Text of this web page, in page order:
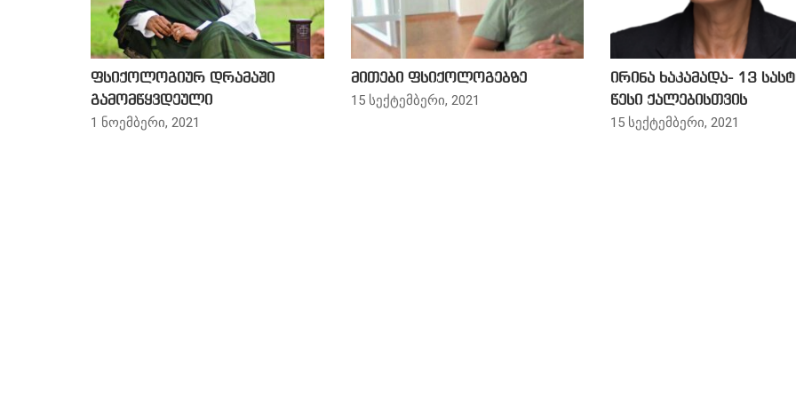
ფსიქოლოგიურ დრამაში
გამომწყვდეული
1 ნოემბერი, 2021
მითები ფსიქოლოგებზე
15 სექტემბერი, 2021
ირინა ხაკამადა- 13
წესი ქალებისთვის
15 სექტემბერი, 2021